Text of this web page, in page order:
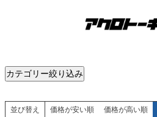
カテゴリー絞り込み
並び替え 価格が安い順 価格が高い順